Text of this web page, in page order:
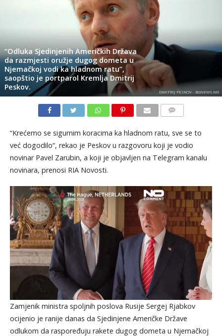
“Odluka Sjedinjenih Američkih Država
da razmjesti oružje dugog dometa u
Njemačkoj vodi ka hladnom ratu”,
saopštio je portparol Kremlja Dmitrij
Peskov.
DMITRIJ PESKOV - BGNEWS.ME
“Krećemo se sigurnim koracima ka hladnom ratu, sve se to
već dogodilo“, rekao je Peskov u razgovoru koji je vodio
novinar Pavel Zarubin, a koji je objavljen na Telegram kanalu
novinara, prenosi RIA Novosti.
Zamjenik ministra spoljnih poslova Rusije Sergej Rjabkov
ocijenio je ranije danas da Sjedinjene Američke Države
odlukom da raspoređuju rakete dugog dometa u Njemačkoj